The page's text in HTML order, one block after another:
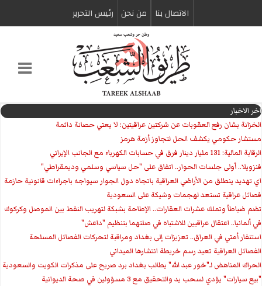
الاتصال بنا من نحن رئیس التحریر
اخر الاخبار
الخزانة بشان رفع العقوبات عن شركتين عراقيتين: لا يعني حصانة دائمة
مستشار حكومي يكشف الحل لتجاوز أزمة هرمز
الرقابة المالية: 131 مليار دينار فرق في حسابات الكهرباء مع الجانب الإيراني
فنزويلا.. أولى جلسات الحوار.. اتفاق على "حل سياسي وسلمي وديمقراطي"
اي تهديد ينطلق من الأراضي العراقية باتجاه دول الجوار سيواجه باجراءات قانونية حازمة
فصائل عراقية تستعد لهجمات وشيكة على السعودية
تضم ضباطاً وتملك عشرات العقارات.. الإطاحة بشبكة لتهريب النفط بين الموصل وكركوك
في ألمانيا.. اعتقال عراقيين للاشتباه في صلتهما بتنظيم "داعش"
استنفار أمني في العراق.. تعزيزات إلى بغداد ومراقبة لتحركات الفصائل المسلحة
الفصائل العراقية تعيد رسم خريطة انتشارها الميداني
الحراك المناهض لـ"خور عبد الله" يطالب بغداد برد صريح على مذكرات الكويت والسعودية
"بيع سيارات" يؤدي لسحب يد والتحقيق مع 3 مسؤولين في صحة الديوانية